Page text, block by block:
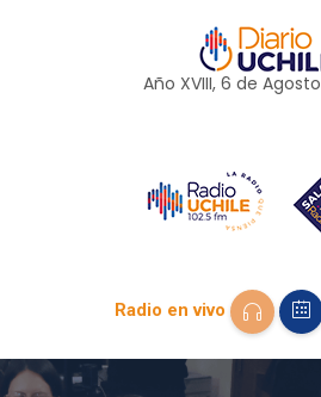
Año XVIII, 6 de Agosto
Radio en vivo